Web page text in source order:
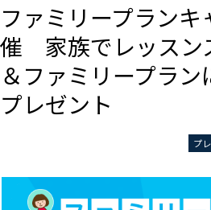
ファミリープランキ
催 家族でレッスン
＆ファミリープラ
プレゼント
プ